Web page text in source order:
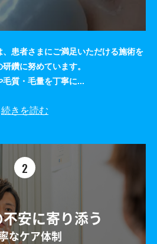
患者さまにご満足いただける施術を
鑽に努めています。
毛質・毛量を丁寧に...
続きを読む
2
安に寄り添う
なケア体制